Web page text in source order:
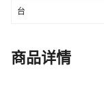
台
商品详情